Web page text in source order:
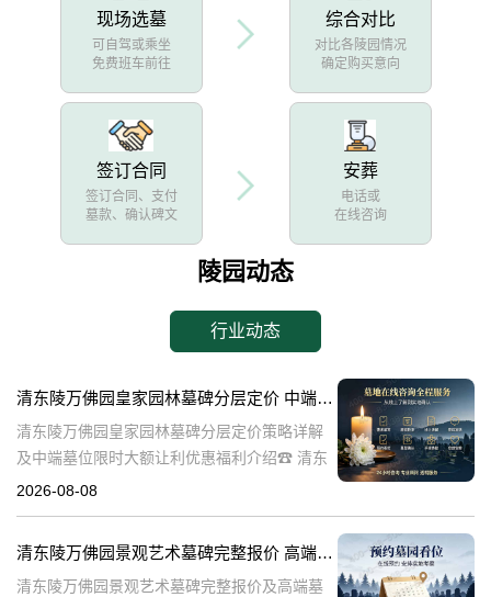
现场选墓
可自驾或乘坐
免费班车前往
综合对比
对比各陵园情况
确定购买意向
签订合同
签订合同、支付
墓款、确认碑文
安葬
电话或
在线咨询
陵园动态
行业动态
清东陵万佛园皇家园林墓碑分层定价 中端墓位限时大额让利详解及优惠福利
清东陵万佛园皇家园林墓碑分层定价策略详解
及中端墓位限时大额让利优惠福利介绍☎ 清东
陵万佛园电话:400-838-5063清东陵万佛园，作
2026-08-08
清东陵万佛园景观艺术墓碑完整报价 高端墓型大额直降活动详解
清东陵万佛园景观艺术墓碑完整报价及高端墓